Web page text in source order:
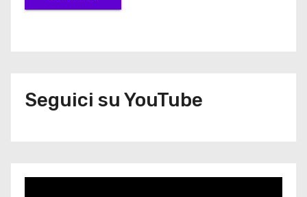
Seguici su YouTube